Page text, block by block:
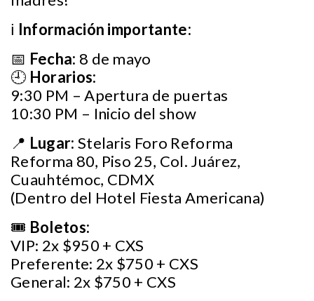
ℹ️ Información importante:
📅 Fecha: 8 de mayo
🕘 Horarios:
9:30 PM – Apertura de puertas
10:30 PM – Inicio del show
📍 Lugar: Stelaris Foro Reforma
Reforma 80, Piso 25, Col. Juárez,
Cuauhtémoc, CDMX
(Dentro del Hotel Fiesta Americana)
🎟 Boletos:
VIP: 2x $950 + CXS
Preferente: 2x $750 + CXS
General: 2x $750 + CXS